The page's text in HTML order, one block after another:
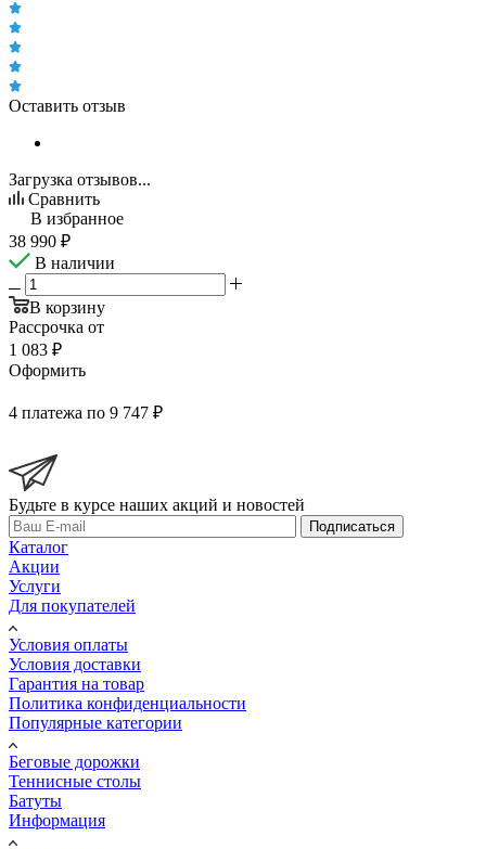
Оставить отзыв
Загрузка отзывов...
Сравнить
В избранное
38 990 ₽
В наличии
В корзину
Рассрочка от
1 083 ₽
Оформить
4 платежа по 9 747 ₽
Будьте в курсе наших акций и новостей
Подписаться
Каталог
Акции
Услуги
Для покупателей
Условия оплаты
Условия доставки
Гарантия на товар
Политика конфиденциальности
Популярные категории
Беговые дорожки
Теннисные столы
Батуты
Информация